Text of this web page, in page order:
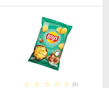
(0)